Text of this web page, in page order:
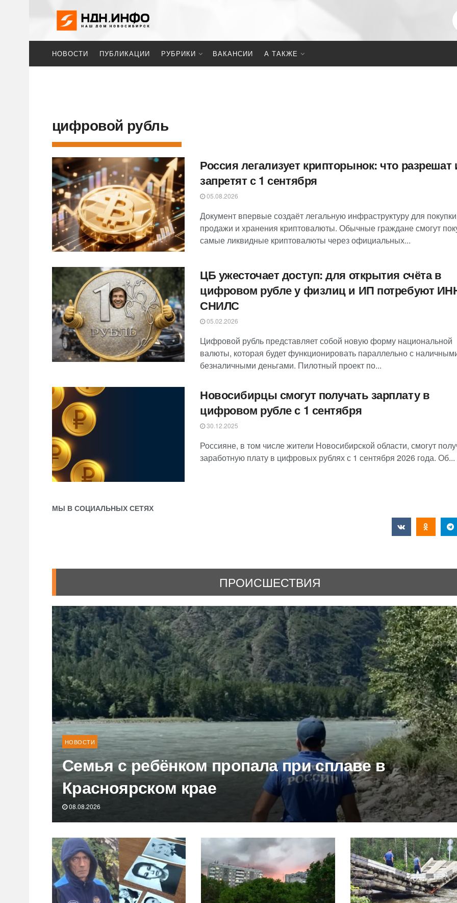
НОВОСТИ ПУБЛИКАЦИИ РУБРИКИ ВАКАНСИИ А ТАКЖЕ
цифровой рубль
Россия легализует крипторынок: что разрешат
запретят с 1 сентября
05.08.2026
Документ впервые создаёт легальную инфраструктуру для
продажи и хранения криптовалюты. Обычные граждане смогут
самые ликвидные криптовалюты через официальных...
ЦБ ужесточает доступ: для открытия счёта в
цифровом рубле у физлиц и ИП потребуют
СНИЛС
05.02.2026
Цифровой рубль представляет собой новую форму национальной
валюты, которая будет функционировать параллельно с
безналичными деньгами. Пилотный проект по...
Новосибирцы смогут получать зарплату в
цифровом рубле с 1 сентября
30.12.2025
Россияне, в том числе жители Новосибирской области, смогут
заработную плату в цифровых рублях с 1 сентября 2026 года. Об...
МЫ В СОЦИАЛЬНЫХ СЕТЯХ
ПРОИСШЕСТВИЯ
НОВОСТИ
Семья с ребёнком пропала при сплаве в
Красноярском крае
08.08.2026